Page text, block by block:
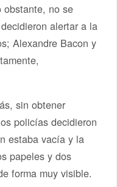
obstante, no se
alertar a la
Alexandre Bacon y
sin obtener
policías decidieron
estaba vacía y la
papeles y dos
forma muy visible.